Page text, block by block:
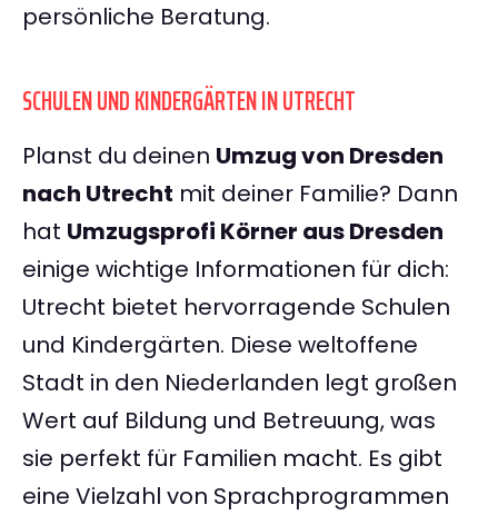
persönliche Beratung.
SCHULEN UND KINDERGÄRTEN IN UTRECHT
Planst du deinen Umzug von Dresden
nach Utrecht mit deiner Familie? Dann
hat Umzugsprofi Körner aus Dresden
einige wichtige Informationen für dich:
Utrecht bietet hervorragende Schulen
und Kindergärten. Diese weltoffene
Stadt in den Niederlanden legt großen
Wert auf Bildung und Betreuung, was
sie perfekt für Familien macht. Es gibt
eine Vielzahl von Sprachprogrammen